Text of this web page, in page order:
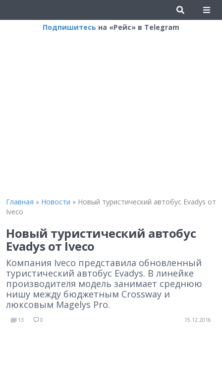
Подпишитесь на «Рейс» в Telegram
Главная » Новости » Новый туристический автобус Evadys от
Iveco
Новый туристический автобус
Evadys от Iveco
Компания Iveco представила обновленный
туристический автобус Evadys. В линейке
производителя модель занимает среднюю
нишу между бюджетным Crossway и
люксовым Magelys Pro.
13 0 15.12.2016